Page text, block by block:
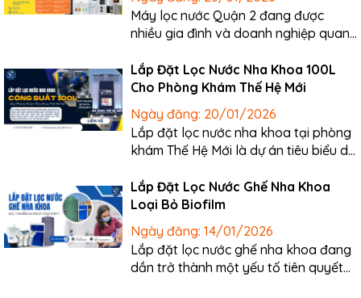
Máy lọc nước Quận 2 đang được
nhiều gia đình và doanh nghiệp quan
an toàn ngày càng trở thành ưu tiên
trong cuộc sống hiện đại. Giữa thị
trường sôi động với nhiều lựa chọn,
người tiêu dùng tại khu vực...
Lắp Đặt Lọc Nước Nha Khoa 100L
Cho Phòng Khám Thế Hệ Mới
Ngày đăng: 20/01/2026
Lắp đặt lọc nước nha khoa tại phòng
khám Thế Hệ Mới là dự án tiêu biểu do
trung kiểm soát chất lượng nước phục
vụ điều trị răng miệng theo đúng quy
chuẩn y tế hiện hành. Hệ thống được
thiết kế chuyên...
Lắp Đặt Lọc Nước Ghế Nha Khoa
Loại Bỏ Biofilm
Ngày đăng: 14/01/2026
Lắp đặt lọc nước ghế nha khoa đang
dần trở thành một yếu tố tiên quyết